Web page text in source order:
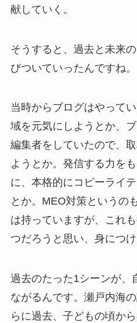
献していく。
そうすると、過去と未来
びついていったんですね。
当時からブログはやって
域を元気にしようとか、
編集者をしていたので、
ようとか。発信する力を
に、本格的にコピーライ
とか。MEO対策というの
は持っていますが、これ
つだろうと思い、身につけ
過去のたった1シーンが、
ながるんです。瀬戸内海
らに過去、子どもの頃か